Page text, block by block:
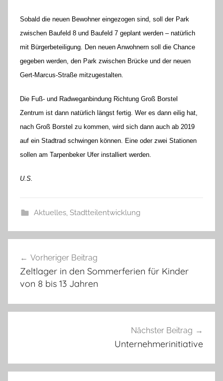
Sobald die neuen Bewohner eingezogen sind, soll der Park
zwischen Baufeld 8 und Baufeld 7 geplant werden – natürlich
mit Bürgerbeteiligung. Den neuen Anwohnern soll die Chance
gegeben werden, den Park zwischen Brücke und der neuen
Gert-Marcus-Straße mitzugestalten.
Die Fuß- und Radweganbindung Richtung Groß Borstel
Zentrum ist dann natürlich längst fertig. Wer es dann eilig hat,
nach Groß Borstel zu kommen, wird sich dann auch ab 2019
auf ein Stadtrad schwingen können. Eine oder zwei Stationen
sollen am Tarpenbeker Ufer installiert werden.
U.S.
Aktuelles, Stadtteilentwicklung
Vorheriger Beitrag
Zeltlager in den Sommerferien für Kinder
von 8 bis 13 Jahren
Nächster Beitrag
Unternehmerinitiative